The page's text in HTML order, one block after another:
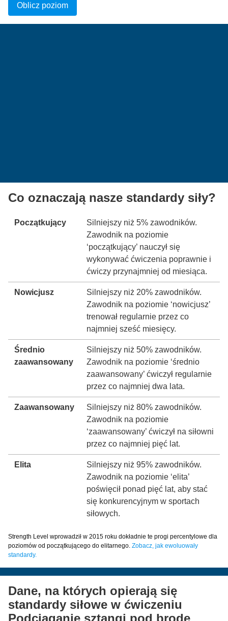
Oblicz poziom
Co oznaczają nasze standardy siły?
Początkujący
Silniejszy niż 5% zawodników.
Zawodnik na poziomie
‘początkujący’ nauczył się
wykonywać ćwiczenia poprawnie i
ćwiczy przynajmniej od miesiąca.
Nowicjusz
Silniejszy niż 20% zawodników.
Zawodnik na poziomie ‘nowicjusz’
trenował regularnie przez co
najmniej sześć miesięcy.
Średnio
zaawansowany
Silniejszy niż 50% zawodników.
Zawodnik na poziomie ‘średnio
zaawansowany’ ćwiczył regularnie
przez co najmniej dwa lata.
Zaawansowany
Silniejszy niż 80% zawodników.
Zawodnik na poziomie
‘zaawansowany’ ćwiczył na siłowni
przez co najmniej pięć lat.
Elita
Silniejszy niż 95% zawodników.
Zawodnik na poziomie ‘elita’
poświęcił ponad pięć lat, aby stać
się konkurencyjnym w sportach
siłowych.
Strength Level wprowadził w 2015 roku dokładnie te progi percentylowe dla
poziomów od początkującego do elitarnego. Zobacz, jak ewoluowały
standardy.
Dane, na których opierają się
standardy siłowe w ćwiczeniu
Podciąganie sztangi pod brodę